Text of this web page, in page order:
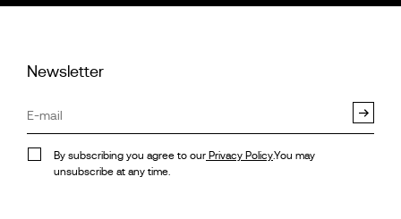
Newsletter
By subscribing you agree to our Privacy Policy.You may
unsubscribe at any time.